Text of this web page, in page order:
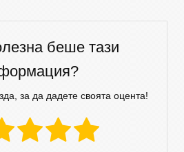
беше тази
за да дадете своята оцента!